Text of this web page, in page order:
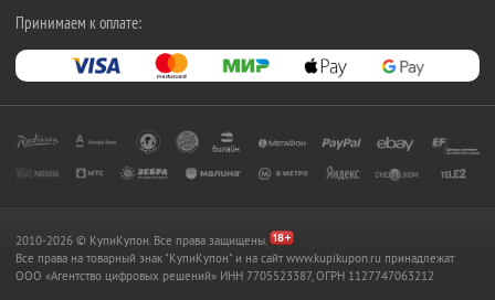
Принимаем к оплате:
2010-2026 © КупиКупон. Все права защищены.
Все права на товарный знак "КупиКупон" и на сайт www.kupikupon.ru принадлежат
OOO «Агентство цифровых решений» ИНН 7705523387, ОГРН 1127747063212